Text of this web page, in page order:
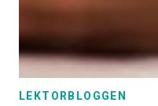
LEKTORBLOGGEN